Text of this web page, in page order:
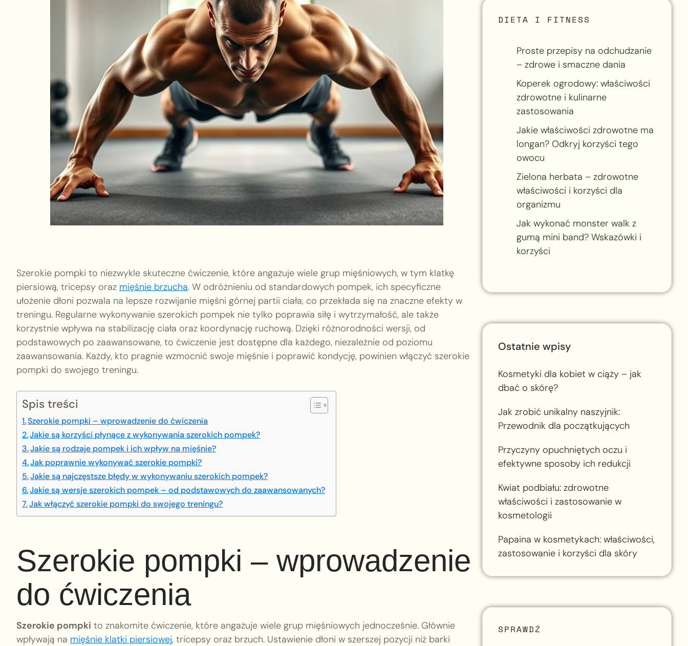
Szerokie pompki to niezwykle skuteczne ćwiczenie, które angażuje wiele grup mięśniowych, w tym klatkę
piersiową, tricepsy oraz mięśnie brzucha. W odróżnieniu od standardowych pompek, ich specyficzne
ułożenie dłoni pozwala na lepsze rozwijanie mięśni górnej partii ciała, co przekłada się na znaczne efekty w
treningu. Regularne wykonywanie szerokich pompek nie tylko poprawia siłę i wytrzymałość, ale także
korzystnie wpływa na stabilizację ciała oraz koordynację ruchową. Dzięki różnorodności wersji, od
podstawowych po zaawansowane, to ćwiczenie jest dostępne dla każdego, niezależnie od poziomu
zaawansowania. Każdy, kto pragnie wzmocnić swoje mięśnie i poprawić kondycję, powinien włączyć szerokie
pompki do swojego treningu.
Spis treści
Szerokie pompki – wprowadzenie do ćwiczenia
Jakie są korzyści płynące z wykonywania szerokich pompek?
Jakie są rodzaje pompek i ich wpływ na mięśnie?
Jak poprawnie wykonywać szerokie pompki?
Jakie są najczęstsze błędy w wykonywaniu szerokich pompek?
Jakie są wersje szerokich pompek – od podstawowych do zaawansowanych?
Jak włączyć szerokie pompki do swojego treningu?
Szerokie pompki – wprowadzenie
do ćwiczenia
Szerokie pompki to znakomite ćwiczenie, które angażuje wiele grup mięśniowych jednocześnie. Głównie
wpływają na mięśnie klatki piersiowej, tricepsy oraz brzuch. Ustawienie dłoni w szerszej pozycji niż barki
DIETA I FITNESS
Proste przepisy na odchudzanie
– zdrowe i smaczne dania
Koperek ogrodowy: właściwości
zdrowotne i kulinarne
zastosowania
Jakie właściwości zdrowotne ma
longan? Odkryj korzyści tego
owocu
Zielona herbata – zdrowotne
właściwości i korzyści dla
organizmu
Jak wykonać monster walk z
gumą mini band? Wskazówki i
korzyści
Ostatnie wpisy
Kosmetyki dla kobiet w ciąży – jak
dbać o skórę?
Jak zrobić unikalny naszyjnik:
Przewodnik dla początkujących
Przyczyny opuchniętych oczu i
efektywne sposoby ich redukcji
Kwiat podbiału: zdrowotne
właściwości i zastosowanie w
kosmetologii
Papaina w kosmetykach: właściwości,
zastosowanie i korzyści dla skóry
SPRAWDŹ